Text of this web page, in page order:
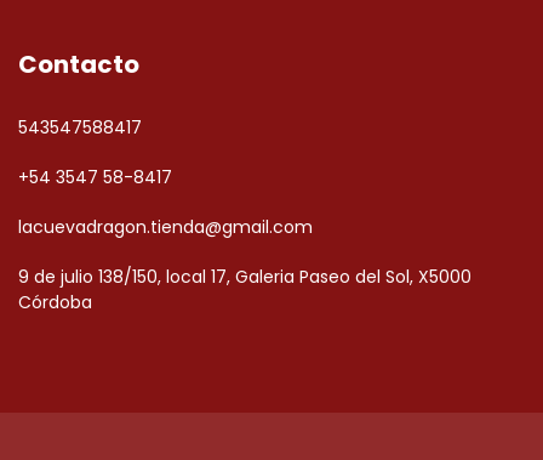
Contacto
543547588417
+54 3547 58-8417
lacuevadragon.tienda@gmail.com
9 de julio 138/150, local 17, Galeria Paseo del Sol, X5000
Córdoba